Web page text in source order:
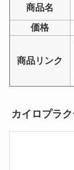
商品名
価格
商品リンク
カイロプラ